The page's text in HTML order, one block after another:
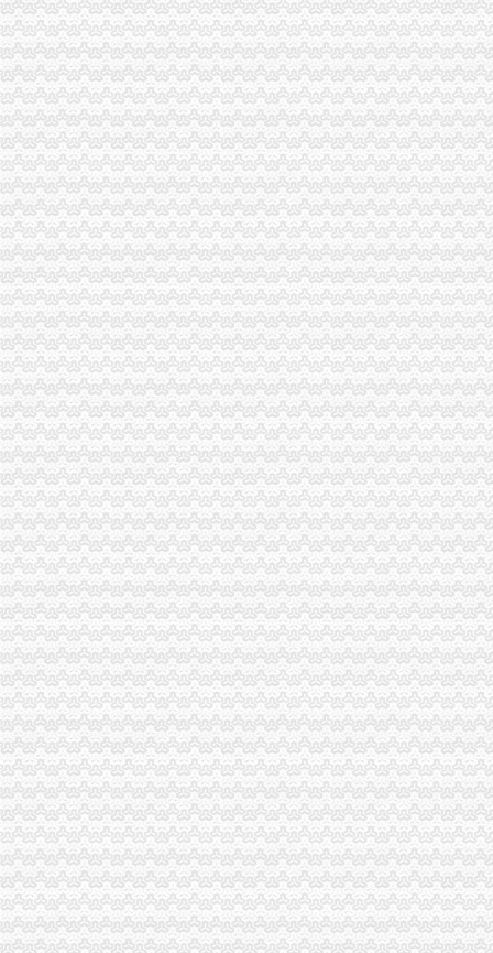
怎么查询公司是不是一般纳税人_百度经验
一般纳税人查询
一般纳税人查询
一般纳税人查询
一般纳税人查询。。
纳税人识别号查询_企业税号查询_一般纳税人查询
江苏省国家税务局门户网站一般纳税人查询
一般纳税人查询
河南一般纳税人资格查询入口_河南会计网
浙江一般纳税人资格查询
山东省一般纳税人资格查询
青岛一般纳税人查询
一般纳税人查询全国信息怎么操作_搜狐其它_搜狐网
一般纳税人查询—在线播放—优酷网,高清在线观看
关于一般纳税人查询的问题
如何查询对方公司是否为一般纳税人。-文章
如何查询增值税一般纳税人资格的开始年月？_百度知道
一般纳税人税号查询_青岛包听|E都市
重庆一般纳税人资格查询
全国一般纳税人资格查询收_搜狐教育_搜狐网
陕西省一般纳税人查询_中华文本库
一般纳税人提供技术咨询服务,税率是多少？_中华会计网校_税务网校
一般纳税人查询电话-深圳爱问分类
新疆一般纳税人查询-天津爱问分类
请问山西省一般纳税人资格在哪里查询-山西国税答疑170
四川一般纳税人资格查询：四川财
全国一般纳税人资格查询
如何查询一般纳税人资格（以广东为例）_增值税一般纳税人查询_一般
增值税一般纳税人查询–会计网词库
一般纳税人资格查询
广东一般纳税人查询App下载|一般纳税人查询广东税务局版下载2.4.0
四川省国税网上办税服务厅增值税一般纳税人资格查询
关于一般纳税人与小规模纳税人的查询
一般纳税人咨询公司,开展教育服务,增值税有优惠吗_中华会计网校_
一般纳税人税率查询|一般纳税人如何算税
上海税务网的一般纳税人资格查询,可以查来自上海税务-微博
北京各区一般纳税人资格查询帮助你three_周边服务栏目_机电之家网
一般纳税人资格查询_中华文本库
一般纳税人咨询处-深圳58同城
如何查询增值税一般纳税人认定信息？_资料网
一般纳税人查询广东税务局版2.4.0安卓版-新云软件园